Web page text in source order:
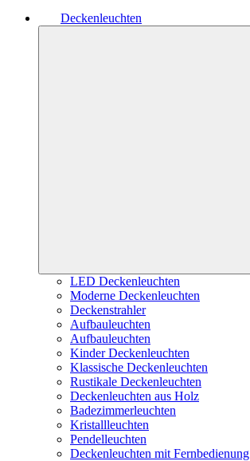
Deckenleuchten
LED Deckenleuchten
Moderne Deckenleuchten
Deckenstrahler
Aufbauleuchten
Aufbauleuchten
Kinder Deckenleuchten
Klassische Deckenleuchten
Rustikale Deckenleuchten
Deckenleuchten aus Holz
Badezimmerleuchten
Kristallleuchten
Pendelleuchten
Deckenleuchten mit Fernbedienung